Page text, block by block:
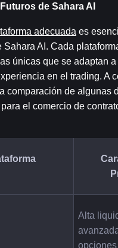
de Sahara AI
adecuada es
Sahara AI. Cada
únicas que se adaptan
en el trading. A
comparación de algunas
el comercio de
Alta
opciones